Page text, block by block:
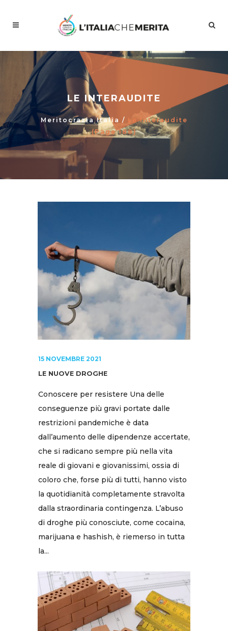
LE INTERAUDITE
Meritocrazia Italia / Le Interaudite
(Page 188)
15 NOVEMBRE 2021
LE NUOVE DROGHE
Conoscere per resistere Una delle
conseguenze più gravi portate dalle
restrizioni pandemiche è data
dall’aumento delle dipendenze accertate,
che si radicano sempre più nella vita
reale di giovani e giovanissimi, ossia di
coloro che, forse più di tutti, hanno visto
la quotidianità completamente stravolta
dalla straordinaria contingenza. L’abuso
di droghe più conosciute, come cocaina,
marijuana e hashish, è riemerso in tutta
la...